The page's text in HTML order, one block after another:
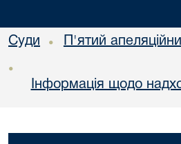
Суди • П'ятий
•
Інформація щодо